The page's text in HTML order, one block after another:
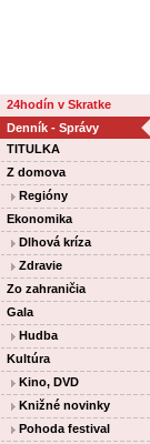
24hodín v Skratke
Denník - Správy
TITULKA
Z domova
Regióny
Ekonomika
Dlhová kríza
Zdravie
Zo zahraničia
Gala
Hudba
Kultúra
Kino, DVD
Knižné novinky
Pohoda festival